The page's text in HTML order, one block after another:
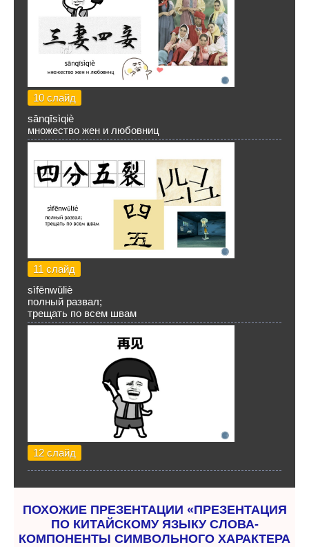
10 слайд
sānqīsìqiè
множество жен и любовниц
11 слайд
sìfēnwǔliè
полный развал;
трещать по всем швам
12 слайд
ПОХОЖИЕ ПРЕЗЕНТАЦИИ «ПРЕЗЕНТАЦИЯ
ПО КИТАЙСКОМУ ЯЗЫКУ СЛОВА-
КОМПОНЕНТЫ СИМВОЛЬНОГО ХАРАКТЕРА